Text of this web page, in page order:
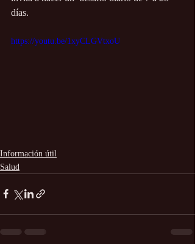
días.
https://youtu.be/1xyCLGVtxoU
Información útil
Salud